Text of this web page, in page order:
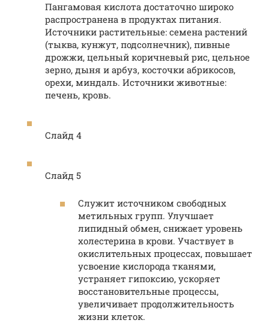
Пангамовая кислота достаточно широко
распространена в продуктах питания.
Источники растительные: семена растений
(тыква, кунжут, подсолнечник), пивные
дрожжи, цельный коричневый рис, цельное
зерно, дыня и арбуз, косточки абрикосов,
орехи, миндаль. Источники животные:
печень, кровь.
Слайд 4
Слайд 5
Служит источником свободных
метильных групп. Улучшает
липидный обмен, снижает уровень
холестерина в крови. Участвует в
окислительных процессах, повышает
усвоение кислорода тканями,
устраняет гипоксию, ускоряет
восстановительные процессы,
увеличивает продолжительность
жизни клеток.